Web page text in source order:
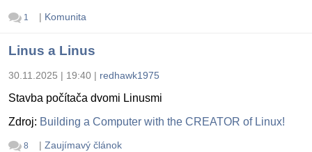
1 | Komunita
Linus a Linus
30.11.2025 | 19:40 | redhawk1975
Stavba počítača dvomi Linusmi
Zdroj: Building a Computer with the CREATOR of Linux!
8 | Zaujímavý článok